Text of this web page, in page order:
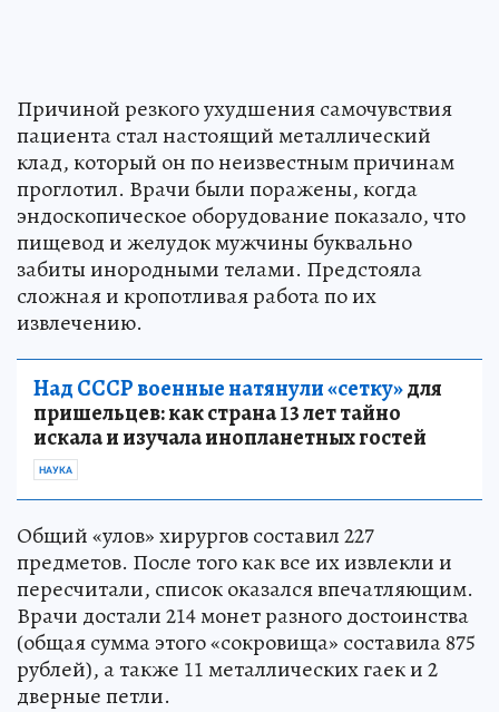
Причиной резкого ухудшения самочувствия
пациента стал настоящий металлический
клад, который он по неизвестным причинам
проглотил. Врачи были поражены, когда
эндоскопическое оборудование показало, что
пищевод и желудок мужчины буквально
забиты инородными телами. Предстояла
сложная и кропотливая работа по их
извлечению.
Над СССР военные натянули «сетку»для
пришельцев: как страна 13 лет тайно
искала и изучала инопланетных гостей
НАУКА
Общий «улов» хирургов составил 227
предметов. После того как все их извлекли и
пересчитали, список оказался впечатляющим.
Врачи достали 214 монет разного достоинства
(общая сумма этого «сокровища» составила 875
рублей), а также 11 металлических гаек и 2
дверные петли.